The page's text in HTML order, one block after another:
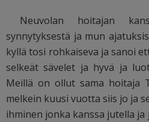
Neuvolan hoitajan
synnytyksestä ja mun
kyllä tosi rohkaiseva ja sanoi
selkeät sävelet ja hyvä ja
Meillä on ollut sama hoitaja
melkein kuusi vuotta siis jo ja
ihminen jonka kanssa jutella